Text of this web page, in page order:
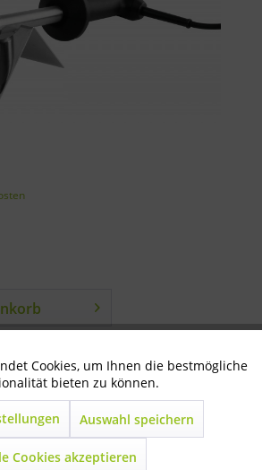
76-06-0200
Temp.620 Grad 230 Volt...
Aktiv
Inaktiv
Cookies, um Ihnen die bestmögliche
bieten zu können.
Auswahl speichern
Cookies akzeptieren